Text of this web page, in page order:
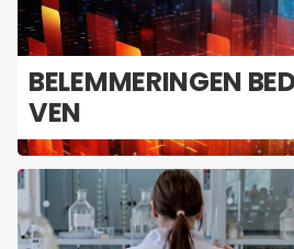
BE­LEM­ME­RIN­GEN
VEN